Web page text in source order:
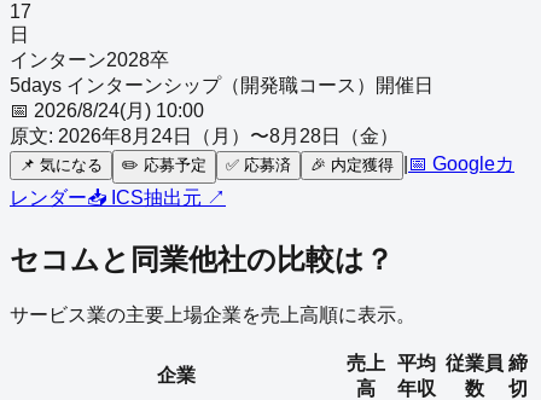
17
日
インターン2028卒
5days インターンシップ（開発職コース）開催日
📅 2026/8/24(月) 10:00
原文: 2026年8月24日（月）〜8月28日（金）
📌 気になる ✏️ 応募予定 ✅ 応募済 🎉 内定獲得
📅 Googleカ
レンダー📥 ICS抽出元 ↗
セコム と同業他社の比較は？
サービス業の主要上場企業を売上高順に表示。
企業
売上
高
平均
年収
従業員
数
締
切